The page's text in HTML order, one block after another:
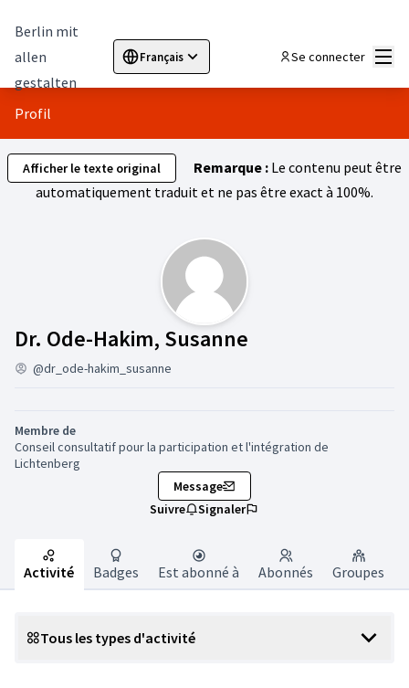
Berlin mit
allen
gestalten
Français
Sprache wählen Choose languageElegir el idioma
Se connecter
Profil
Afficher le texte original Remarque : Le contenu peut être
automatiquement traduit et ne pas être exact à 100%.
Dr. Ode-Hakim, Susanne
@dr_ode-hakim_susanne
Membre de
Conseil consultatif pour la participation et l'intégration de
Lichtenberg
Message
Suivre
Signaler
Activité Badges Est abonné à Abonnés Groupes
Tous les types d'activité